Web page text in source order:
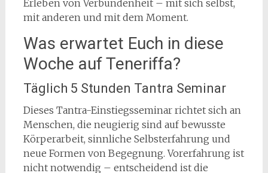
Erleben von Verbundenheit – mit sich selbst,
mit anderen und mit dem Moment.
Was erwartet Euch in diese
Woche auf Teneriffa?
Täglich 5 Stunden Tantra Seminar
Dieses Tantra-Einstiegsseminar richtet sich an
Menschen, die neugierig sind auf bewusste
Körperarbeit, sinnliche Selbsterfahrung und
neue Formen von Begegnung. Vorerfahrung ist
nicht notwendig – entscheidend ist die